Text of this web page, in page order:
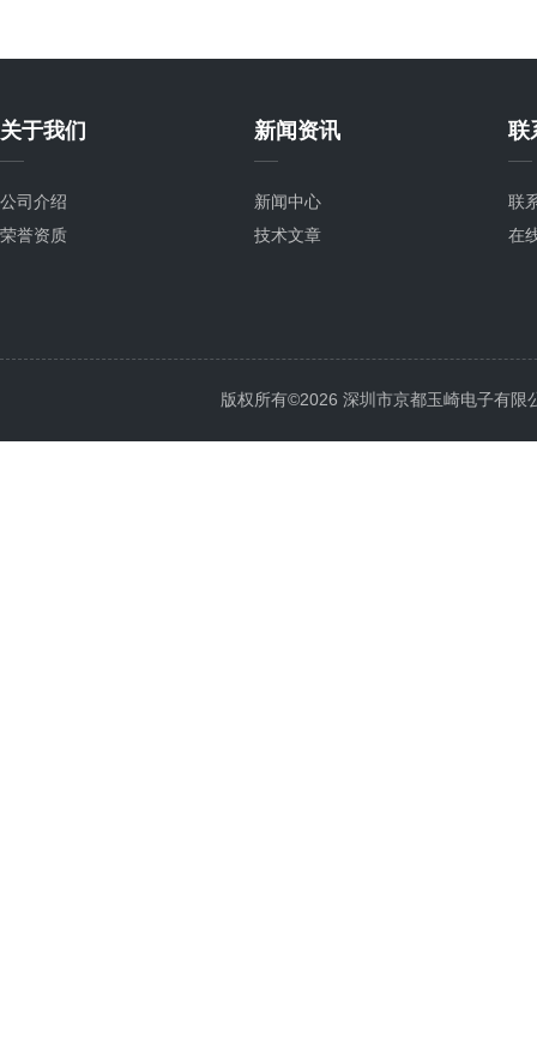
关于我们
公司介绍
荣誉资质
新闻资讯
新闻中心
技术文章
联
联
在
版权所有©2026 深圳市京都玉崎电子有